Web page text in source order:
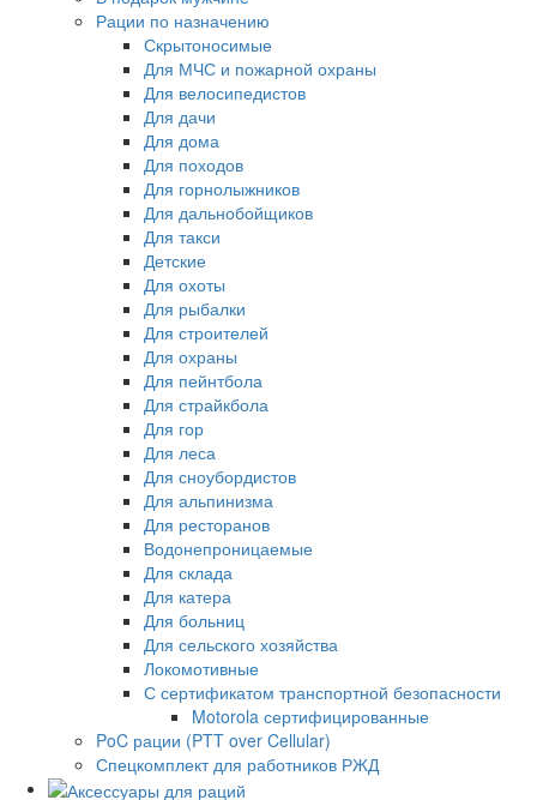
Рации по назначению
Скрытоносимые
Для МЧС и пожарной охраны
Для велосипедистов
Для дачи
Для дома
Для походов
Для горнолыжников
Для дальнобойщиков
Для такси
Детские
Для охоты
Для рыбалки
Для строителей
Для охраны
Для пейнтбола
Для страйкбола
Для гор
Для леса
Для сноубордистов
Для альпинизма
Для ресторанов
Водонепроницаемые
Для склада
Для катера
Для больниц
Для сельского хозяйства
Локомотивные
С сертификатом транспортной безопасности
Motorola сертифицированные
PoC рации (PTT over Cellular)
Спецкомплект для работников РЖД